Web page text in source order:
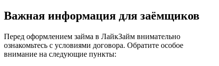
Важная информация для заёмщиков
Перед оформлением займа в ЛайкЗайм внимательно
ознакомьтесь с условиями договора. Обратите особое
внимание на следующие пункты: